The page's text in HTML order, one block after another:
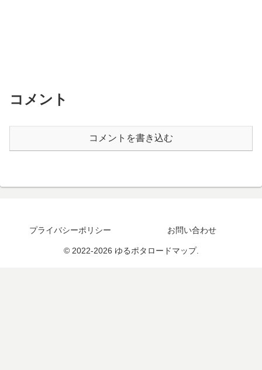
コメント
コメントを書き込む
プライバシーポリシー お問い合わせ
© 2022-2026 ゆるポタロードマップ.